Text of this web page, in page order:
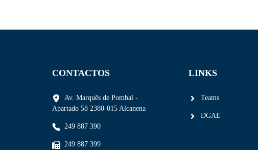
CONTACTOS
Av. Marquês de Pombal -
Apartado 58 2380-015 Alcanena
249 887 390
249 887 399
LINKS
Teams
DGAE